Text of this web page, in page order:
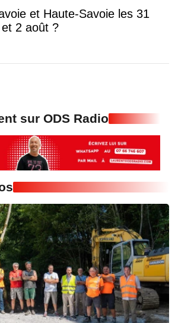
et Haute-Savoie les 31
juillet, 1er août et 2 août ?
sur ODS Radio